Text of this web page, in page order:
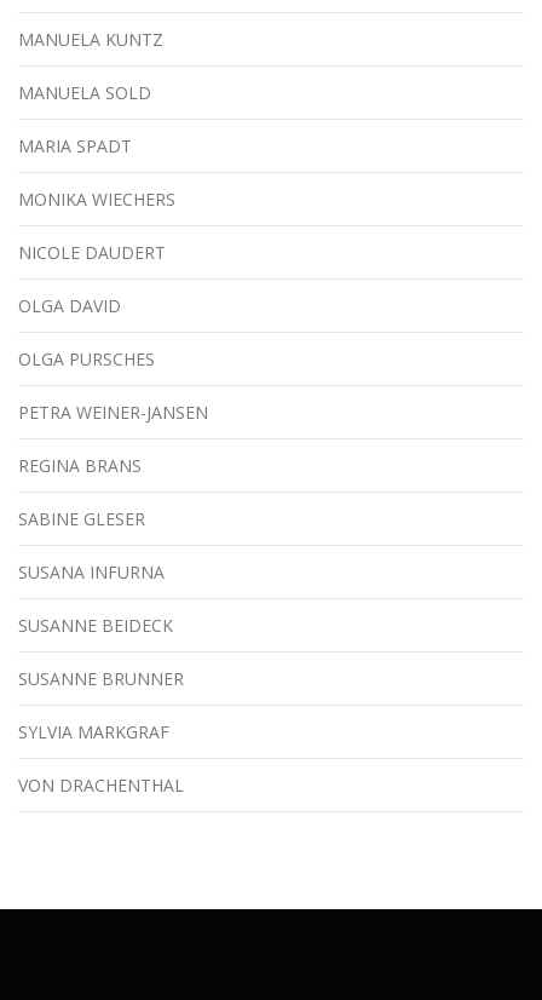
MANUELA KUNTZ
MANUELA SOLD
MARIA SPADT
MONIKA WIECHERS
NICOLE DAUDERT
OLGA DAVID
OLGA PURSCHES
PETRA WEINER-JANSEN
REGINA BRANS
SABINE GLESER
SUSANA INFURNA
SUSANNE BEIDECK
SUSANNE BRUNNER
SYLVIA MARKGRAF
VON DRACHENTHAL